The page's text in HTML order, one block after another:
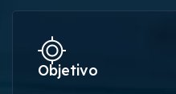
Objetivo